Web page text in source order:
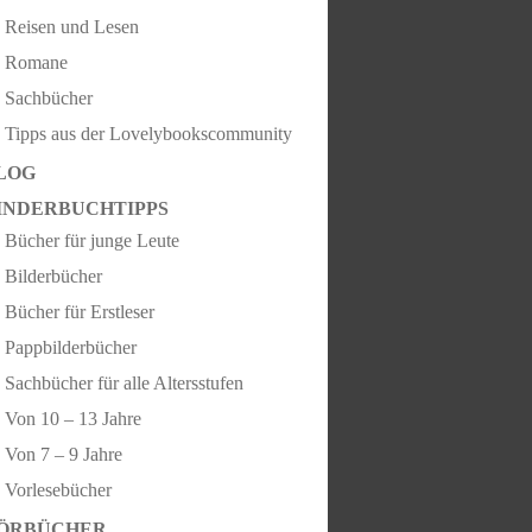
Reisen und Lesen
Romane
Sachbücher
Tipps aus der Lovelybookscommunity
Bücher für junge Leute
Bilderbücher
Bücher für Erstleser
Pappbilderbücher
Sachbücher für alle Altersstufen
Von 10 – 13 Jahre
Von 7 – 9 Jahre
Vorlesebücher